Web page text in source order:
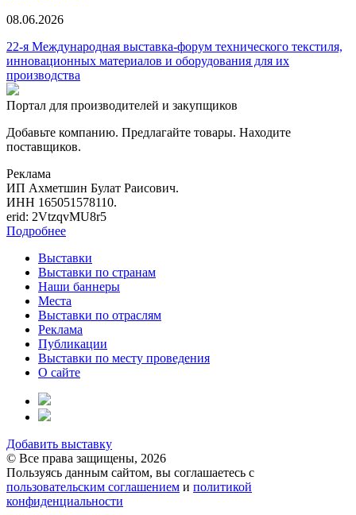
08.06.2026
22-я Международная выставка-форум технического текстиля,
инновационных материалов и оборудования для их
производства
Портал для производителей и закупщиков
Добавьте компанию. Предлагайте товары. Находите
поставщиков.
Реклама
ИП Ахметшин Булат Раисович.
ИНН 165051578110.
erid: 2VtzqvMU8r5
Подробнее
Выставки
Выставки по странам
Наши баннеры
Места
Выставки по отраслям
Реклама
Публикации
Выставки по месту проведения
О сайте
Добавить выставку
© Все права защищены, 2026
Пользуясь данным сайтом, вы соглашаетесь с
пользовательским соглашением и политикой
конфиденциальности